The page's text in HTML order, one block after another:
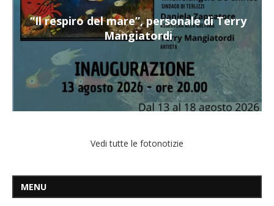
“Il respiro del mare”, personale di Terry
Mangiatordi
Vedi tutte le fotonotizie
MENU